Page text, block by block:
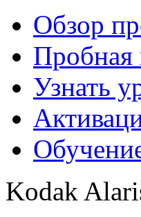
Обзор
Пробная
Узнать
Kodak